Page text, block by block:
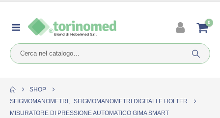
0
SHOP
SFIGMOMANOMETRI , SFIGMOMANOMETRI DIGITALI E HOLTER
MISURATORE DI PRESSIONE AUTOMATICO GIMA SMART